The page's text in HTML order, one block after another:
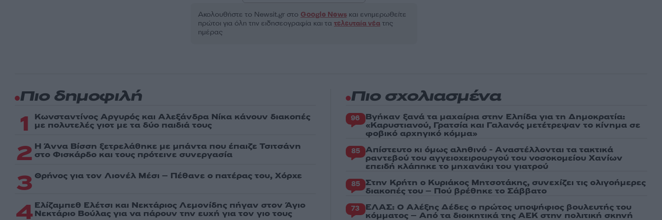
Ακολουθήστε το Νewsit.gr στο Google Newsκαι ενημερωθείτε
πρώτοι για όλη την ειδησεογραφία και τα τελευταία νέατης
ημέρας
Πιο δημοφιλή
1 Κωνσταντίνος Αργυρός και Αλεξάνδρα Νίκα κάνουν διακοπές
με πολυτελές γιοτ με τα δύο παιδιά τους
2 Η Άννα Βίσση ξετρελάθηκε με μπάντα που έπαιζε Τσιτσάνη
στο Φισκάρδο και τους πρότεινε συνεργασία
3 Θρήνος για τον Λιονέλ Μέσι – Πέθανε ο πατέρας του, Χόρχε
4 Ελίζαμπεθ Ελέτσι και Νεκτάριος Λεμονίδης πήγαν στον Άγιο
Νεκτάριο Βούλας για να πάρουν την ευχή για τον γιο τους
Πιο σχολιασμένα
96 Βγήκαν ξανά τα μαχαίρια στην Ελπίδα για τη Δημοκρατία:
«Καρυστιανού, Γρατσία και Γαλανός μετέτρεψαν το κίνημα σε
φοβικό αρχηγικό κόμμα»
85 Απίστευτο κι όμως αληθινό - Aναστέλλονται τα τακτικά
ραντεβού του αγγειοχειρουργού του νοσοκομείου Χανίων
επειδή κλάπηκε το μηχανάκι του γιατρού
85 Στην Κρήτη ο Κυριάκος Μητσοτάκης, συνεχίζει τις ολιγοήμερες
διακοπές του – Πού βρέθηκε το Σάββατο
73 ΕΛΑΣ: Ο Αλέξης Δέδες ο πρώτος υποψήφιος βουλευτής του
κόμματος – Από τα διοικητικά της ΑΕΚ στην πολιτική σκηνή